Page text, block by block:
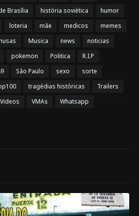
Brasília história soviética
humor
loteria mãe medicos
memes
Musica news
noticias
pokemon Politica
R.I.P
São Paulo sexo
sorte
tragédias históricas
Trailers
Videos VMAs
Whatsapp